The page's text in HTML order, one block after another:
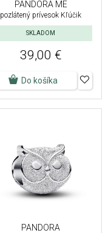
PANDORA ME
pozlátený prívesok Kľúčik
SKLADOM
39,00 €
Do košíka
PANDORA